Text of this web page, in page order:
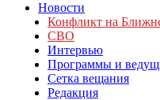
Новости
Конфликт на
СВО
Интервью
Программы и
Сетка вещания
Редакция